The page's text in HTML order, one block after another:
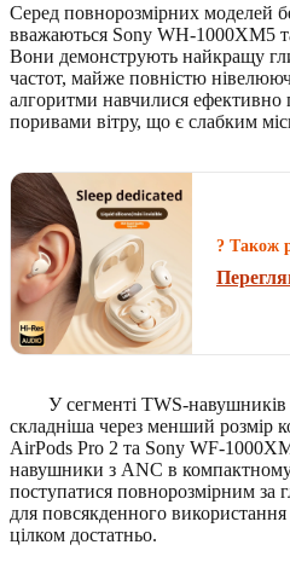
Серед повнорозмірних моделей
вважаються Sony WH-1000XM5
Вони демонструють найкращу
частот, майже повністю
алгоритми навчилися ефективно
поривами вітру, що є слабким
? Також
У сегменті TWS-навушників
складніша через менший розмір
AirPods Pro 2 та Sony WF-
навушники з ANC в
поступатися повнорозмірним за
для повсякденного використання
цілком достатньо.